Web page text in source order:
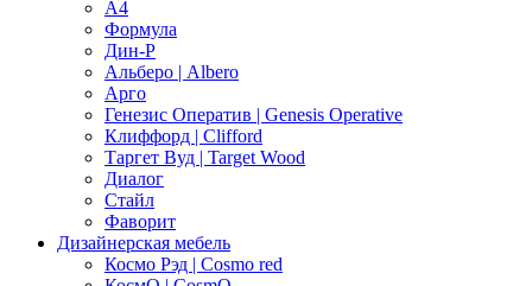
А4
Формула
Дин-Р
Альберо | Albero
Арго
Генезис Оператив | Genesis Operative
Клиффорд | Clifford
Таргет Вуд | Target Wood
Диалог
Стайл
Фаворит
Дизайнерская мебель
Космо Рэд | Cosmo red